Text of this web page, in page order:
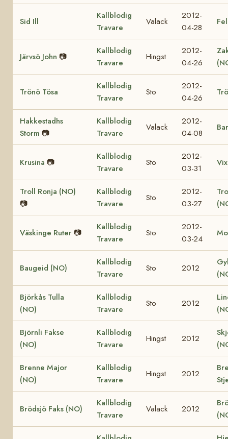
Sid Ill
Kallblodig
Travare
Valack
2012-
04-28
Järvsö John 📷
Kallblodig
Travare
Hingst
2012-
04-26
Trönö Tösa
Kallblodig
Travare
Sto
2012-
04-26
Hakkestadhs
Storm 📷
Kallblodig
Travare
Valack
2012-
04-08
Krusina 📷
Kallblodig
Travare
Sto
2012-
03-31
Troll Ronja (NO)
📷
Kallblodig
Travare
Sto
2012-
03-27
Väskinge Ruter 📷
Kallblodig
Travare
Sto
2012-
03-24
Baugeid (NO)
Kallblodig
Travare
Sto 2012
Björkås Tulla
(NO)
Kallblodig
Travare
Sto 2012
Björnli Fakse
(NO)
Kallblodig
Travare
Hingst 2012
Brenne Major
(NO)
Kallblodig
Travare
Hingst 2012
Brödsjö Faks (NO)
Kallblodig
Travare
Valack 2012